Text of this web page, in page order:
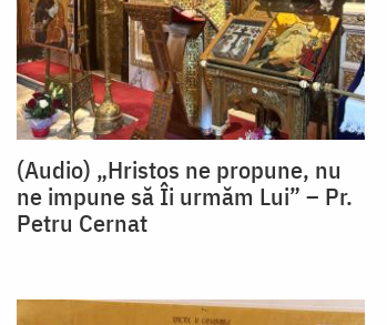
(Audio) „Hristos ne propune, nu
ne impune să Îi urmăm Lui” – Pr.
Petru Cernat